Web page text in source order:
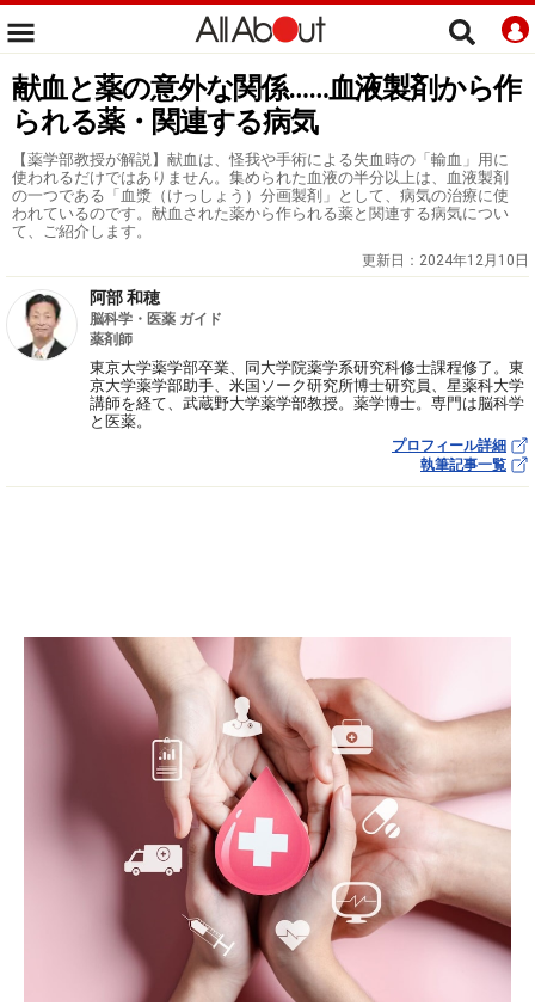
献血と薬の意外な関係……血液製剤から作
られる薬・関連する病気
【薬学部教授が解説】献血は、怪我や手術による失血時の「輸血」用に
使われるだけではありません。集められた血液の半分以上は、血液製剤
の一つである「血漿（けっしょう）分画製剤」として、病気の治療に使
われているのです。献血された薬から作られる薬と関連する病気につい
て、ご紹介します。
更新日： 2024年12月10日
阿部 和穂
脳科学・医薬 ガイド
薬剤師
東京大学薬学部卒業、同大学院薬学系研究科修士課程修了。東
京大学薬学部助手、米国ソーク研究所博士研究員、星薬科大学
講師を経て、武蔵野大学薬学部教授。薬学博士。専門は脳科学
と医薬。
プロフィール詳細
執筆記事一覧